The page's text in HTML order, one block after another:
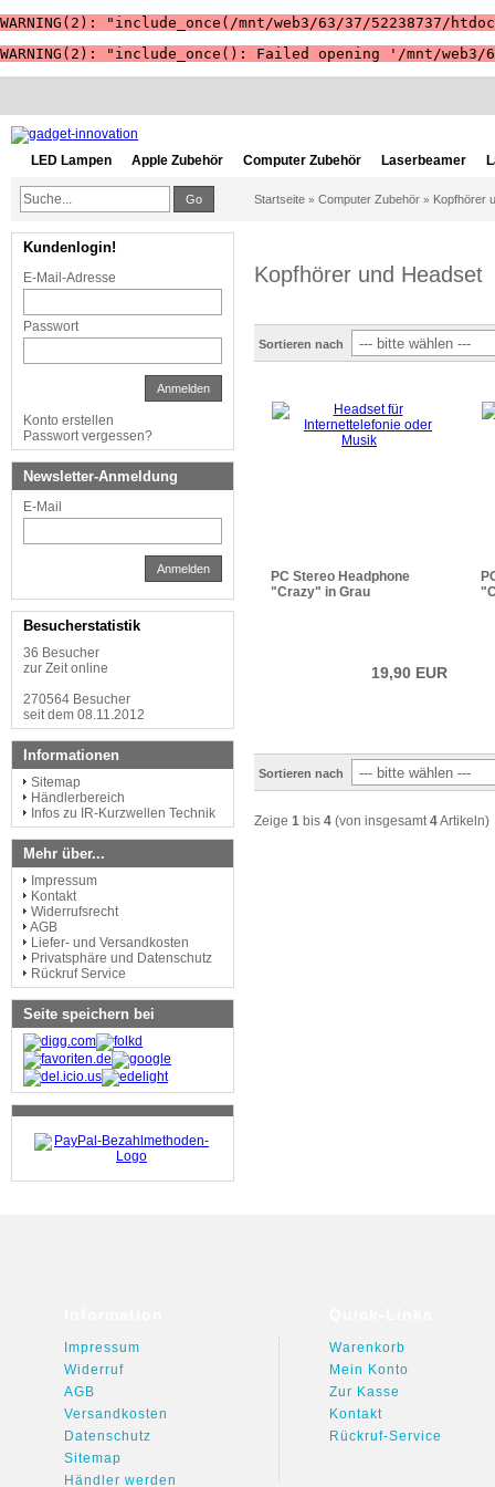
WARNING(2): "include_once(/mnt/web3/63/37/
WARNING(2): "include_once(): Failed opening '/mnt/
LED Lampen Apple Zubehör Computer Zubehör Laserbeamer
Go Startseite » Computer Zubehör » Kopfhörer
Kopfhörer und Headset
Sortieren nach
PC Stereo Headphone
"Crazy" in Grau
19,90 EUR
Sortieren nach
Zeige 1 bis 4 (von insgesamt4Artikeln)
Kundenlogin!
E-Mail-Adresse
Passwort
Anmelden
Konto erstellen
Passwort vergessen?
Newsletter-Anmeldung
E-Mail
Anmelden
Besucherstatistik
36 Besucher
zur Zeit online
270564 Besucher
seit dem 08.11.2012
Informationen
Sitemap
Händlerbereich
Infos zu IR-Kurzwellen Technik
Mehr über...
Impressum
Kontakt
Widerrufsrecht
AGB
Liefer- und Versandkosten
Privatsphäre und Datenschutz
Rückruf Service
Seite speichern bei
Impressum
Widerruf
AGB
Versandkosten
Datenschutz
Sitemap
Händler werden
Warenkorb
Mein Konto
Zur Kasse
Kontakt
Rückruf-Service